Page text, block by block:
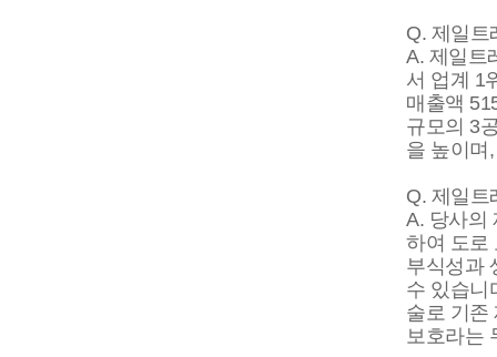
Q. 제일트
A. 제일트
서 업계 1
매출액
규모의 3
을 높이며
Q. 제일트
A. 당사의
하여 도로
부식성과
수 있습니
술로 기존
보호라는